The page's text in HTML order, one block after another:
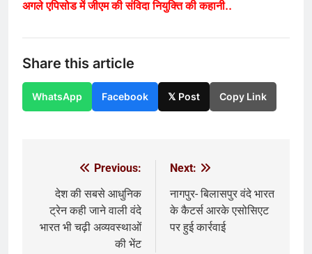
अगले एपिसोड में जीएम की संविदा नियुक्ति की कहानी..
Share this article
WhatsApp Facebook 𝕏 Post Copy Link
navigation
Previous:
देश की सबसे आधुनिक
ट्रेन कही जाने वाली वंदे
भारत भी चढ़ी अव्यवस्थाओं
की भेंट
Next:
नागपुर- बिलासपुर वंदे भारत
के कैटर्स आरके एसोसिएट
पर हुई कार्रवाई